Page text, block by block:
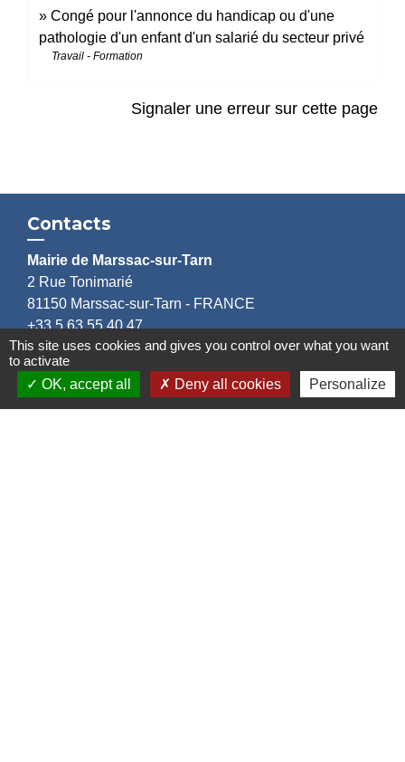
Congé pour l'annonce du handicap ou d'une
pathologie d'un enfant d'un salarié du secteur privé
Travail - Formation
Signaler une erreur sur cette page
Contacts
Mairie de Marssac-sur-Tarn
2 Rue Tonimarié
81150 Marssac-sur-Tarn - FRANCE
+33 5 63 55 40 47
accueil@marssac-sur-tarn.fr
Lien vers les HORAIRES et CONTACTS
de chaque service
This site uses cookies and gives you control over what you want
to activate
OK, accept all
Deny all cookies Personalize